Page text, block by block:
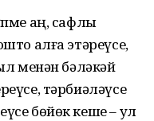
аң, сафлыҡ
алға этәреүсе,
менән бәләкәй
тәрбиәләүсе
бөйөк кеше – ул